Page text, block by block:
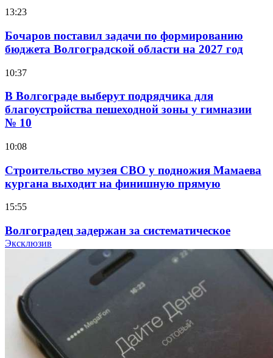
13:23
Бочаров поставил задачи по формированию
бюджета Волгоградской области на 2027 год
10:37
В Волгограде выберут подрядчика для
благоустройства пешеходной зоны у гимназии
№ 10
10:08
Строительство музея СВО у подножия Мамаева
кургана выходит на финишную прямую
15:55
Волгоградец задержан за систематическое
распространение фейков о ВС РФ
334 учреждения под контролем: в Волгограде
проверяют готовность школ и детсадов к
учебному году
13:47
Эксклюзив